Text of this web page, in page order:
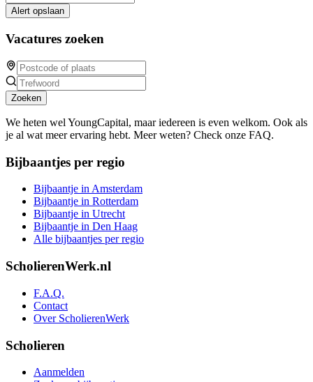
Alert opslaan
Vacatures zoeken
Zoeken
We heten wel YoungCapital, maar iedereen is even welkom. Ook als
je al wat meer ervaring hebt. Meer weten? Check onze FAQ.
Bijbaantjes per regio
Bijbaantje in Amsterdam
Bijbaantje in Rotterdam
Bijbaantje in Utrecht
Bijbaantje in Den Haag
Alle bijbaantjes per regio
ScholierenWerk.nl
F.A.Q.
Contact
Over ScholierenWerk
Scholieren
Aanmelden